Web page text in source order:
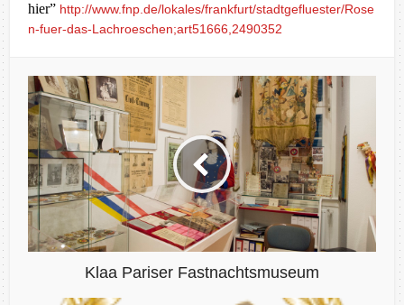
hier” http://www.fnp.de/lokales/frankfurt/stadtgefluester/Rose
n-fuer-das-Lachroeschen;art51666,2490352
Klaa Pariser Fastnachtsmuseum